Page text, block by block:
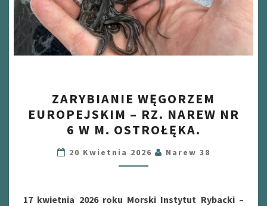
WĘGORZEM
EUROPEJSKIM
–
RZ.
NAREW
6
ZARYBIANIE WĘGORZEM
EUROPEJSKIM – RZ. NAREW NR
6 W M. OSTROŁĘKA.
20 Kwietnia 2026 Narew 38
17 kwietnia 2026 roku Morski Instytut Rybacki –